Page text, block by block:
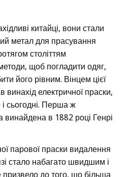
китайці, вони стали
метал для прасування
століттям
щоб погладити одяг,
його рівним. Вінцем цієї
винахід електричної праски,
сьогодні. Перша ж
винайдена в 1882 році Генрі
парової праски видалення
стало набагато швидшим і
призвело до того, що більша